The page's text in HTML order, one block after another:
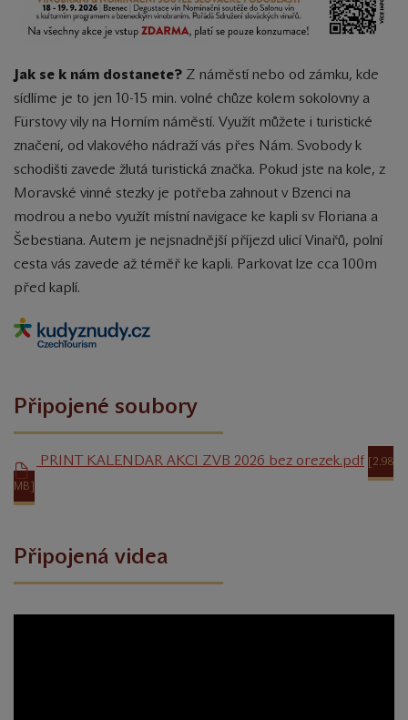
Jak se k nám dostanete? Z náměstí nebo od zámku, kde
sídlíme je to jen 10-15 min. volné chůze kolem sokolovny a
Fürstovy vily na Horním náměstí. Využít můžete i turistické
značení, od vlakového nádraží vás přes Nám. Svobody k
schodišti zavede žlutá turistická značka. Pokud jste na kole, z
Moravské vinné stezky je potřeba zahnout v Bzenci na
modrou a nebo využít místní navigace ke kapli sv Floriana a
Šebestiana. Autem je nejsnadnější příjezd ulicí Vinařů, polní
cesta vás zavede až téměř ke kapli. Parkovat lze cca 100m
před kaplí.
Připojené soubory
_PRINT_KALENDAR AKCI ZVB 2026_bez orezek.pdf [2.98
MB]
Připojená videa